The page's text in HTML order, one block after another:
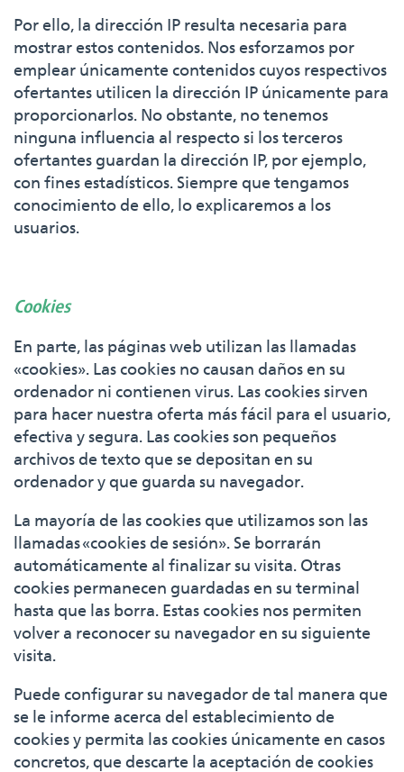
Por ello, la dirección IP resulta necesaria para
mostrar estos contenidos. Nos esforzamos por
emplear únicamente contenidos cuyos respectivos
ofertantes utilicen la dirección IP únicamente para
proporcionarlos. No obstante, no tenemos
ninguna influencia al respecto si los terceros
ofertantes guardan la dirección IP, por ejemplo,
con fines estadísticos. Siempre que tengamos
conocimiento de ello, lo explicaremos a los
usuarios.
Cookies
En parte, las páginas web utilizan las llamadas
«cookies». Las cookies no causan daños en su
ordenador ni contienen virus. Las cookies sirven
para hacer nuestra oferta más fácil para el usuario,
efectiva y segura. Las cookies son pequeños
archivos de texto que se depositan en su
ordenador y que guarda su navegador.
La mayoría de las cookies que utilizamos son las
llamadas «cookies de sesión». Se borrarán
automáticamente al finalizar su visita. Otras
cookies permanecen guardadas en su terminal
hasta que las borra. Estas cookies nos permiten
volver a reconocer su navegador en su siguiente
visita.
Puede configurar su navegador de tal manera que
se le informe acerca del establecimiento de
cookies y permita las cookies únicamente en casos
concretos, que descarte la aceptación de cookies